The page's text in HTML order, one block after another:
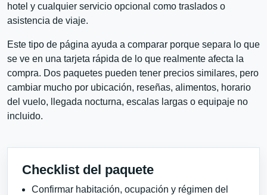
hotel y cualquier servicio opcional como traslados o
asistencia de viaje.
Este tipo de página ayuda a comparar porque separa lo que
se ve en una tarjeta rápida de lo que realmente afecta la
compra. Dos paquetes pueden tener precios similares, pero
cambiar mucho por ubicación, reseñas, alimentos, horario
del vuelo, llegada nocturna, escalas largas o equipaje no
incluido.
Checklist del paquete
Confirmar habitación, ocupación y régimen del